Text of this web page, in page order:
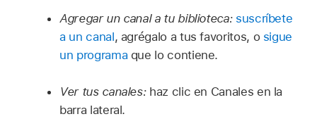
Agregar un canal a tu biblioteca: suscríbete
a un canal, agrégalo a tus favoritos, o sigue
un programa que lo contiene.
Ver tus canales:haz clic en Canales en la
barra lateral.